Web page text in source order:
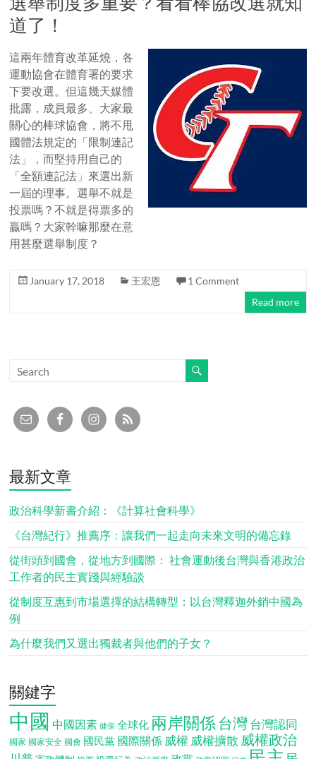
道了！
這兩年體育改革延燒，各
運動協會在體育署的要求
下要改選。但這幾天媒體
批露，成員最多、大家最
關心的棒球協會，將不甩
國體法規定的「限制連記
法」，而堅持用自己的
「全額連記法」來選出新
一屆的理事。選舉不就是
投票嗎？不就是得票多的
贏嗎？大家幹嘛那麼在意
用甚麼選舉制度？
January 17, 2018 王宏恩
1 Comment
Read more
最新文章
政治科學新書介紹：《計算社會科學》
《台灣紀行》推薦序：讓我們一起走向未來文明的備忘錄
從街頭到國會，從地方到國際： 社會運動後台灣與香港政治
工作者的民主實踐與經驗談
從制度互惠到市場選擇的結構轉型：以台灣釋迦外銷中國為
例
為什麼我們又選出獨裁者與他們的子女？
關鍵字
中國 中國因素 健保 全球化 兩岸關係 台灣台灣認同
國家 國家安全 國會 國民黨 國際關係 威權 威權擴散 威權政治